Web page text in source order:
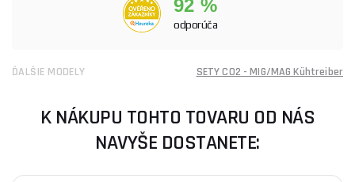
92 %
odporúča
ĎALŠIE MODELY SETY CO2 - MIG/MAG Kühtreiber
K NÁKUPU TOHTO TOVARU OD NÁS
NAVYŠE DOSTANETE: